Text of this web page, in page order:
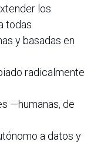
los
todas
y basadas en
radicalmente
—humanas, de
a datos y